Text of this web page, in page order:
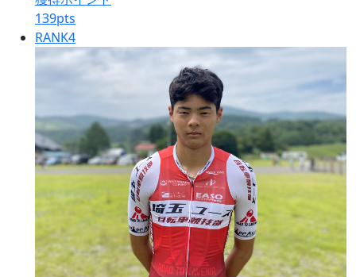
139pts
RANK4